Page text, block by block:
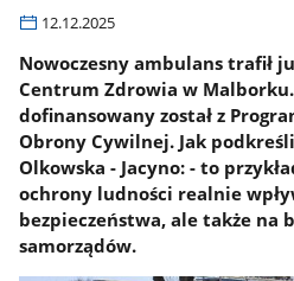
12.12.2025
Nowoczesny ambulans trafił
Centrum Zdrowia w Malborku.
dofinansowany został z
Obrony Cywilnej. Jak
Olkowska - Jacyno: - to
ochrony ludności realnie
bezpieczeństwa, ale także na
samorządów.